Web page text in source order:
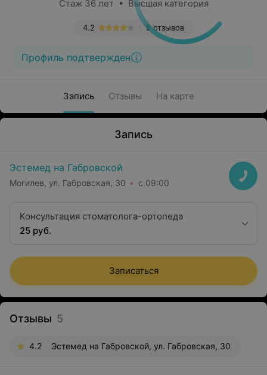
Стаж 36 лет • Высшая категория
5 отзывов
4.2
Профиль подтвержден
Запись Отзывы На карте
Запись
Эстемед на Габровской
Могилев, ул. Габровская, 30 с 09:00
Консультация стоматолога-ортопеда
25 руб.
Записаться
Отзывы 5
4.2 Эстемед на Габровской, ул. Габровская, 30